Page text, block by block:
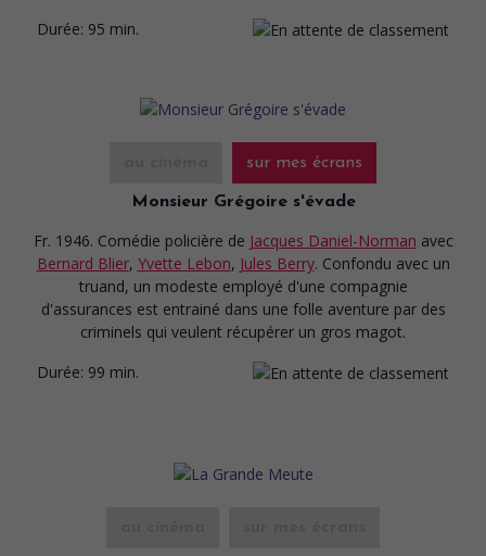
Durée: 95 min.
sur mes écrans
Monsieur Grégoire s'évade
Fr. 1946. Comédie policière de Jacques Daniel-Norman avec
Bernard Blier, Yvette Lebon, Jules Berry. Confondu avec un
truand, un modeste employé d'une compagnie
d'assurances est entrainé dans une folle aventure par des
criminels qui veulent récupérer un gros magot.
Durée: 99 min.